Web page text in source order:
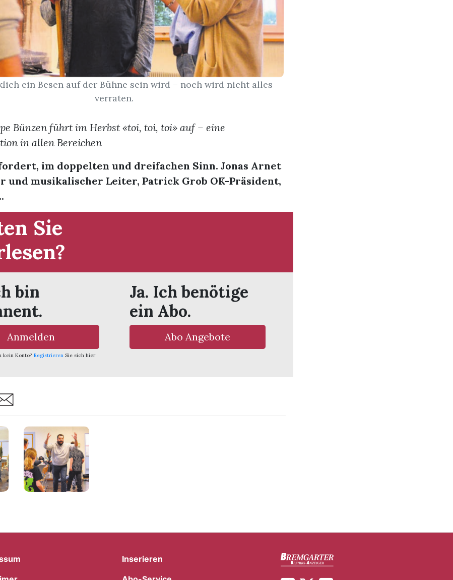
ein Besen auf der Bühne sein wird – noch wird nicht alles
verraten.
Bünzen führt im Herbst «toi, toi, toi» auf – eine
in allen Bereichen
im doppelten und dreifachen Sinn. Jonas Arnet
und musikalischer Leiter, Patrick Grob OK-Präsident,
Sie
bin
Anmelden
kein Konto? Registrieren Sie sich hier
Ja. Ich benötige
ein Abo.
Abo Angebote
Inserieren